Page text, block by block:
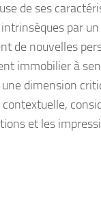
de ses
par
de nouvelles
immobilier à
dimension
et les